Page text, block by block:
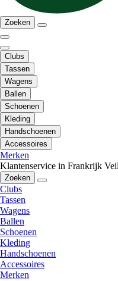
Zoeken
Clubs
Tassen
Wagens
Ballen
Schoenen
Kleding
Handschoenen
Accessoires
Merken
Klantenservice in Frankrijk
Zoeken
Clubs
Tassen
Wagens
Ballen
Schoenen
Kleding
Handschoenen
Accessoires
Merken